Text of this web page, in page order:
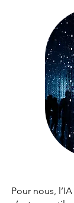
Pour nous,